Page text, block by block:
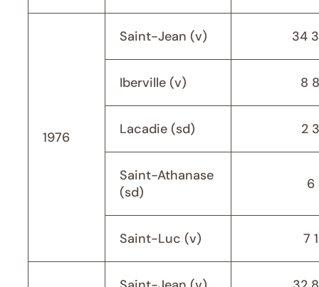
1976
Saint-Jean (v) 34
Iberville (v) 8
Lacadie (sd) 2
Saint-Athanase
(sd)
6
Saint-Luc (v) 7